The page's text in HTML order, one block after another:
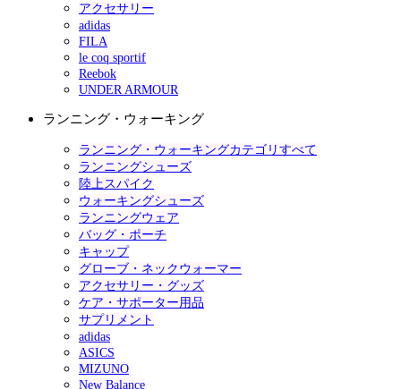
アクセサリー
adidas
FILA
le coq sportif
Reebok
UNDER ARMOUR
ランニング・ウォーキング
ランニング・ウォーキングカテゴリすべて
ランニングシューズ
陸上スパイク
ウォーキングシューズ
ランニングウェア
バッグ・ポーチ
キャップ
グローブ・ネックウォーマー
アクセサリー・グッズ
ケア・サポーター用品
サプリメント
adidas
ASICS
MIZUNO
New Balance